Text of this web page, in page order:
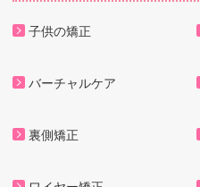
子供の矯正
バーチャルケア
裏側矯正